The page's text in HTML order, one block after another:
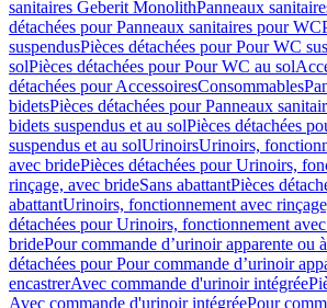
sanitaires Geberit MonolithPanneaux
détachées pour Panneaux sanitaires pour WC
suspendusPièces détachées pour Pour WC
solPièces détachées pour Pour WC au sol
détachées pour AccessoiresConsommables
bidetsPièces détachées pour Panneaux
bidets suspendus et au solPièces détachées
suspendus et au solUrinoirsUrinoirs,
avec bridePièces détachées pour Urinoirs,
rinçage, avec brideSans abattantPièces
abattantUrinoirs, fonctionnement avec
détachées pour Urinoirs, fonctionnement
bridePour commande d’urinoir apparente ou
détachées pour Pour commande d’urinoir
encastrerAvec commande d'urinoir intégrée
Avec commande d'urinoir intégréePour